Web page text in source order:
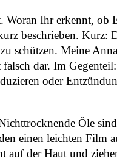
Ihr erkennt, ob
beschrieben. Kurz:
schützen. Meine
dar. Im
oder
Öle
einen leichten Film
der Haut und